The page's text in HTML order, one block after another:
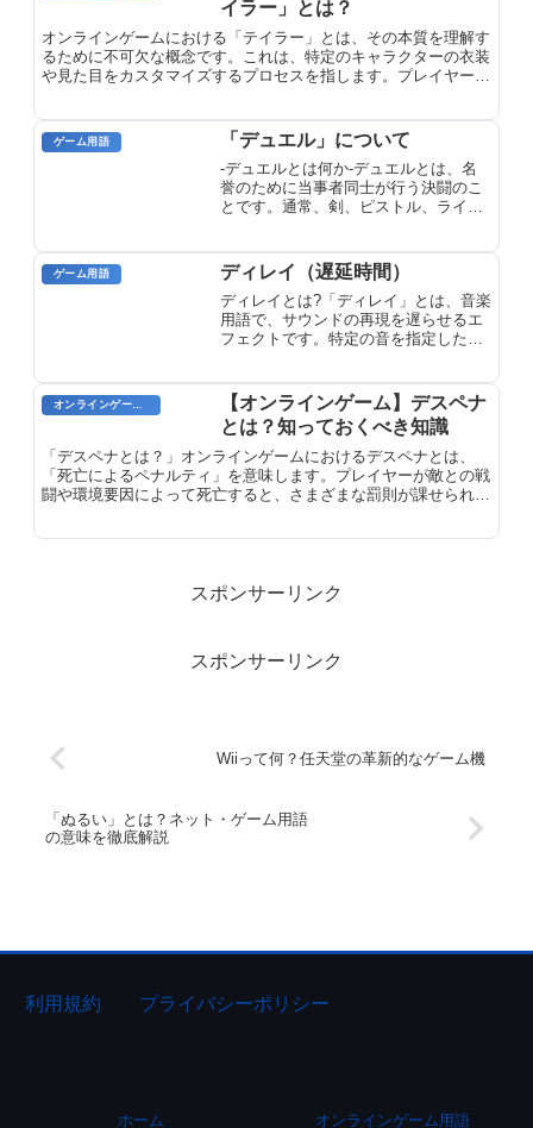
イラー」とは？
オンラインゲームにおける「テイラー」とは、その本質を理解す
るために不可欠な概念です。これは、特定のキャラクターの衣装
や見た目をカスタマイズするプロセスを指します。プレイヤー
は、単なるキャラクターの見た目の向上だけにとどまらず、プレ
イヤーの創造性や自己表現の手段としても機能します。
ゲーム用語 「デュエル」について
-デュエルとは何か-デュエルとは、名
誉のために当事者同士が行う決闘のこ
とです。通常、剣、ピストル、ライフ
けられた場合に、その名誉を回復する
ための手段として行われることが多く
ありました。
ゲーム用語 ディレイ（遅延時間）
ディレイとは?「ディレイ」とは、音楽
用語で、サウンドの再現を遅らせるエ
フェクトです。特定の音を指定した時
はギターやボーカルのパートに適用さ
れることが多く、サウンドに奥行きや
厚みをもたらすのに役立ちます。ディ
レイタイム（遅延時間）を調整するこ
とで、サウンドに微妙なニュアンスか
らドラマチックな効果まで与えること
オンラインゲーム用語
【オンラインゲーム】デスペナ
とは？知っておくべき知識
「デスペナとは？」オンラインゲームにおけるデスペナとは、
「死亡によるペナルティ」を意味します。プレイヤーが敵との戦
闘や環境要因によって死亡すると、さまざまな罰則が課せられま
スポンサーリンク
スポンサーリンク
Wiiって何？任天堂の革新的なゲーム機
「ぬるい」とは？ネット・ゲーム用語
の意味を徹底解説
利用規約 プライバシーポリシー
ホーム オンラインゲーム用語